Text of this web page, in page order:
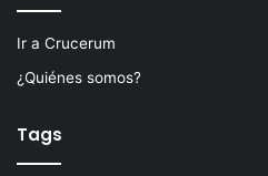
Ir a Crucerum
¿Quiénes somos?
Tags